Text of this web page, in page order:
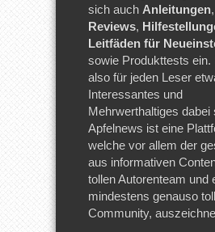
sich auch Anleitungen,
Reviews,
Leitfäden für
sowie Produkttests ein.
also für jeden Leser
Interessantes und
Mehrwerthaltiges dabei
Apfelnews ist eine
welche vor allem der
aus informativen
tollen Autorenteam und
mindestens genauso
Community,